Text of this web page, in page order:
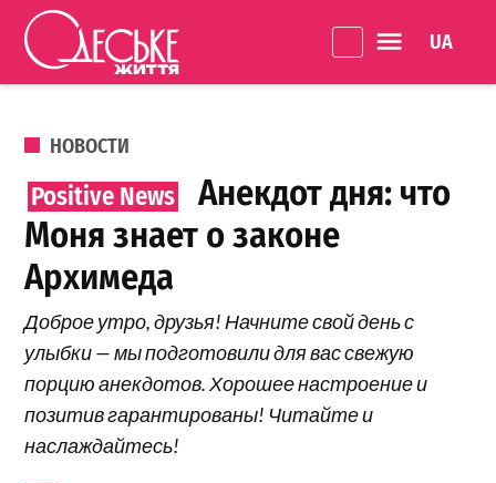
Перейти к содержанию
життя
ОПУБЛИКОВАНО В
НОВОСТИ
Анекдот дня: что
Моня знает о законе
Архимеда
Доброе утро, друзья! Начните свой день с
улыбки — мы подготовили для вас свежую
порцию анекдотов. Хорошее настроение и
позитив гарантированы! Читайте и
наслаждайтесь!